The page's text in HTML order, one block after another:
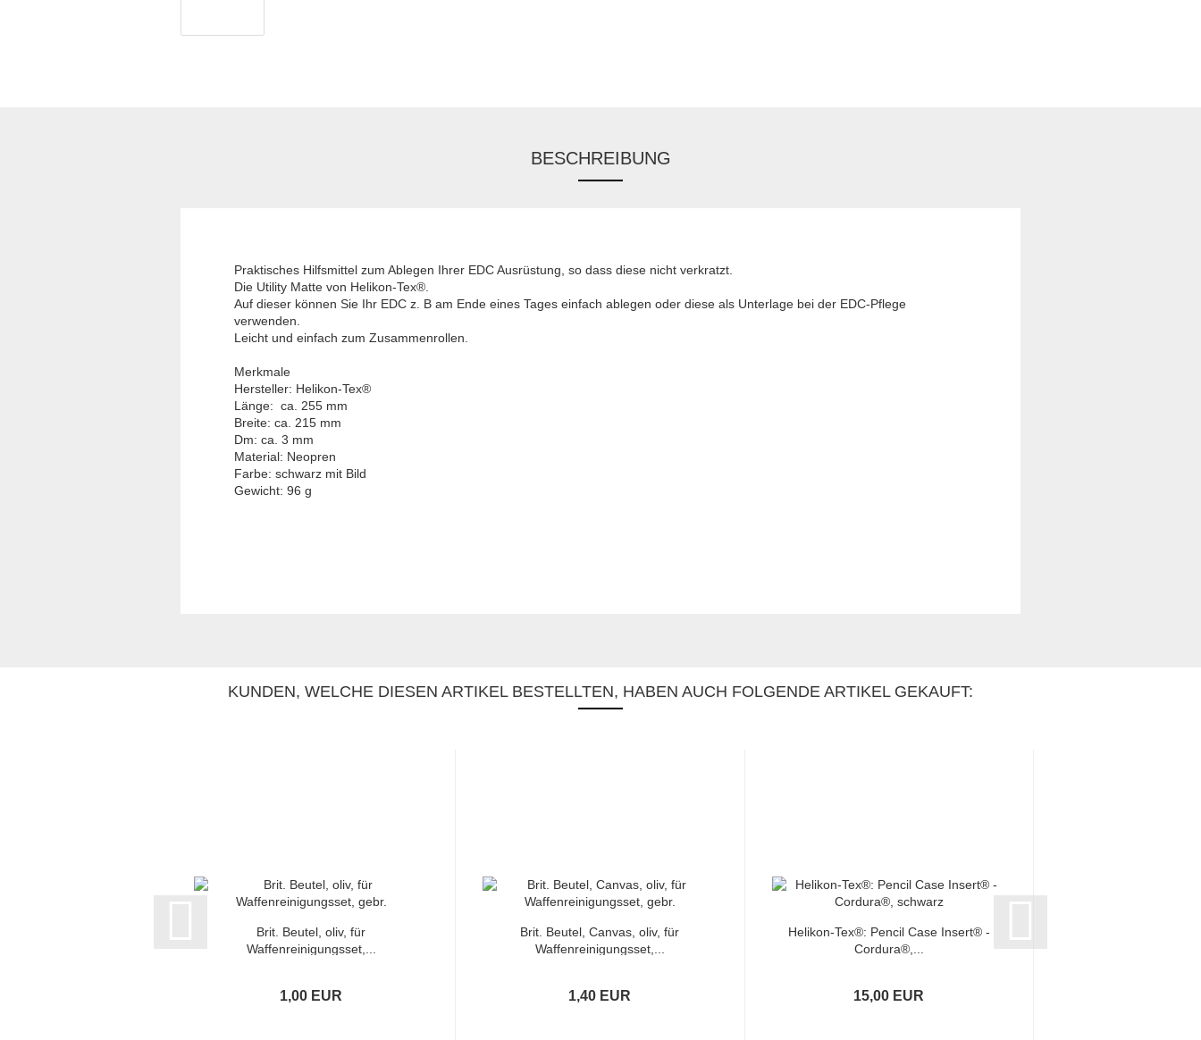
BESCHREIBUNG
Praktisches Hilfsmittel zum Ablegen Ihrer EDC Ausrüstung, so dass diese nicht verkratzt.
Die Utility Matte von Helikon-Tex®.
Auf dieser können Sie Ihr EDC z. B am Ende eines Tages einfach ablegen oder diese als Unterlage bei der EDC-Pflege
verwenden.
Leicht und einfach zum Zusammenrollen.
Merkmale
Hersteller: Helikon-Tex®
Länge: ca. 255 mm
Breite: ca. 215 mm
Dm: ca. 3 mm
Material: Neopren
Farbe: schwarz mit Bild
Gewicht: 96 g
KUNDEN, WELCHE DIESEN ARTIKEL BESTELLTEN, HABEN AUCH FOLGENDE ARTIKEL GEKAUFT:
Brit. Beutel, oliv, für
Waffenreinigungsset,...
1,00 EUR
Brit. Beutel, Canvas, oliv, für
Waffenreinigungsset,...
1,40 EUR
Helikon-Tex®: Pencil Case Insert® -
Cordura®,...
15,00 EUR